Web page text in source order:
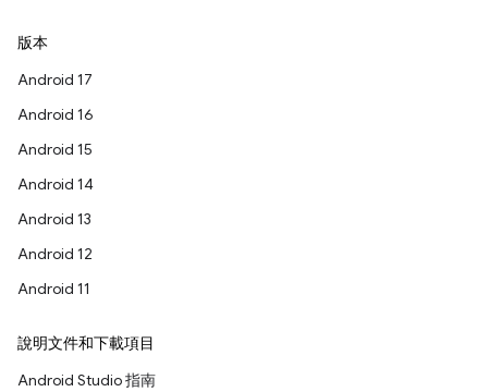
版本
Android 17
Android 16
Android 15
Android 14
Android 13
Android 12
Android 11
說明文件和下載項目
Android Studio 指南